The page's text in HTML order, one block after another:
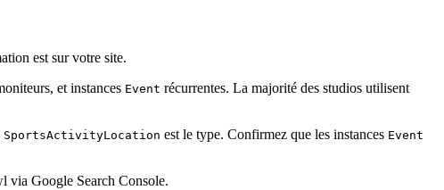
est sur votre site.
et instances Event récurrentes. La majorité des studios utilisent
SportsActivityLocation est le type. Confirmez que les instances Event
via Google Search Console.